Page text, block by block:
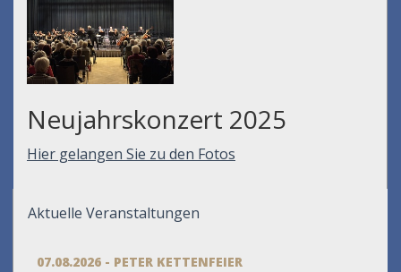
Neujahrskonzert 2025
Hier gelangen Sie zu den Fotos
Aktuelle Veranstaltungen
07.08.2026 - PETER KETTENFEIER